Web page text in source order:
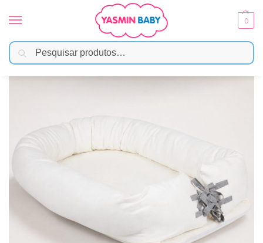
0
Início Enxoval / Ninhos / Ninho e Redutor De Berço Para Bebê Hug Off White